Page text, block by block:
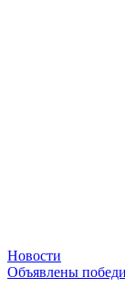
Новости
Объявлены